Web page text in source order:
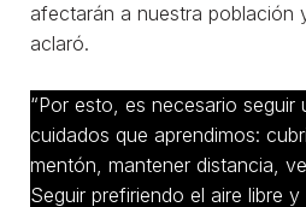
afectarán a nuestra población
aclaró.
“Por esto, es necesario
cuidados que aprendimos:
mentón, mantener distancia,
Seguir prefiriendo el aire libre y